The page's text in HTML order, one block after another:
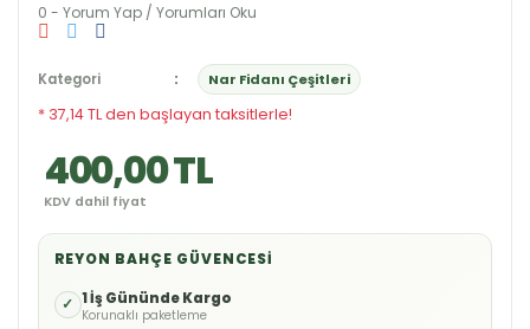
0 - Yorum Yap / Yorumları Oku
Kategori Nar Fidanı Çeşitleri
* 37,14 TL den başlayan taksitlerle!
400,00 TL
KDV dahil fiyat
REYON BAHÇE GÜVENCESI
✓ 1 İş Gününde Kargo
Korunaklı paketleme